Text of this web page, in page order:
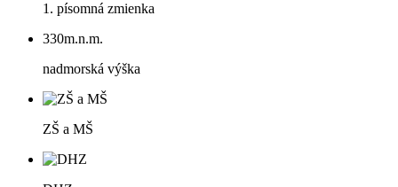
1. písomná zmienka
330m.n.m.
nadmorská výška
ZŠ a MŠ